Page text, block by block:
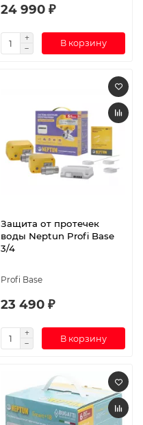
24 990 ₽
В корзину
Защита от протечек
воды Neptun Profi Base
3/4
Profi Base
23 490 ₽
В корзину